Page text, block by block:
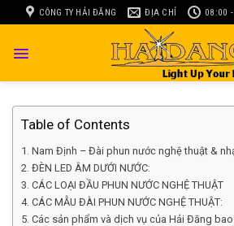
to
CÔNG TY HẢI ĐĂNG ĐỊA CHỈ 08:00
Table of Contents
Nam Định – Đài phun nước nghệ thuật &
ĐÈN LED ÂM DƯỚI NƯỚC:
CÁC LOẠI ĐẦU PHUN NƯỚC NGHỆ THUẬT
CÁC MẪU ĐÀI PHUN NƯỚC NGHỆ THUẬT:
Các sản phẩm và dịch vụ của Hải Đăng